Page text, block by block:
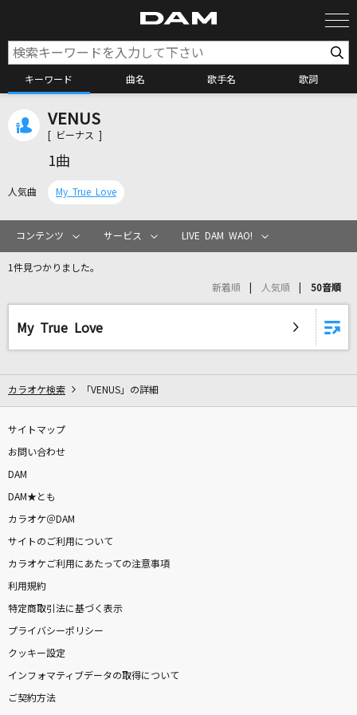
キーワード 曲名 歌手名 歌詞
カラオケリクエスト
リアルタイムで歌われている曲の一覧
FRUITS ZIPPER
ツキアカリのミチシルベ
メガネを外して
乃紫
[良音]激動
UVERworld
めにしゅき ラッシュっしゅ！
ンドラ(CV.佳原萌枝)・アドマイヤグルーヴ(CV.鈴木日菜)・ラッキーライ
VENUS
[ ビーナス ]
1曲
人気曲 My True Love
コンテンツ サービス LIVE DAM WAO!
1件見つかりました。
新着順 人気順 50音順
My True Love
カラオケ検索 「VENUS」の詳細
サイトマップ
お問い合わせ
DAM
DAM★とも
カラオケ＠DAM
サイトのご利用について
カラオケご利用にあたっての注意事項
利用規約
特定商取引法に基づく表示
プライバシーポリシー
クッキー設定
インフォマティブデータの取得について
ご契約方法